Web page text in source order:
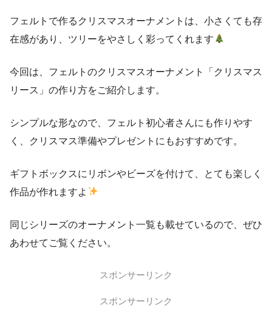
フェルトで作るクリスマスオーナメントは、小さくても存
在感があり、ツリーをやさしく彩ってくれます
今回は、フェルトのクリスマスオーナメント「クリスマス
リース」の作り方をご紹介します。
シンプルな形なので、フェルト初心者さんにも作りやす
く、クリスマス準備やプレゼントにもおすすめです。
ギフトボックスにリボンやビーズを付けて、とても楽しく
作品が作れますよ
同じシリーズのオーナメント一覧も載せているので、ぜひ
あわせてご覧ください。
スポンサーリンク
スポンサーリンク